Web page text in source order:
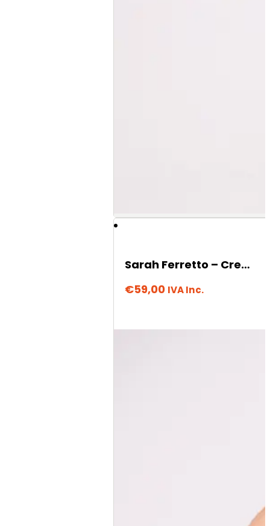
Sarah Ferretto – Cream Caramel
€59,00 IVA Inc.